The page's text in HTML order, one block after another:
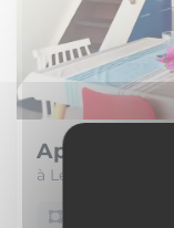
Appartement
à Les Trois-Îlets